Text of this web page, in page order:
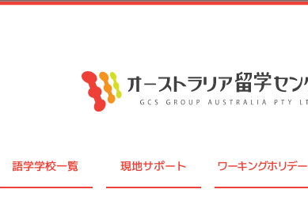
語学学校一覧 現地サポート ワーキングホリデー